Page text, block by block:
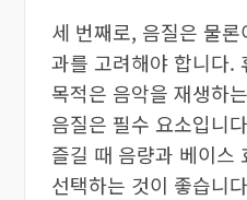
세 번째로, 음질은 물
과를 고려해야 합니다.
목적은 음악을 재생하
음질은 필수 요소입니
즐길 때 음량과 베이스
선택하는 것이 좋습니